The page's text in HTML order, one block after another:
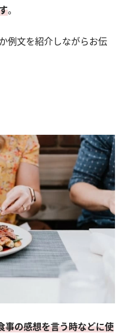
。
例文を紹介しながらお伝
事の感想を言う時などに使